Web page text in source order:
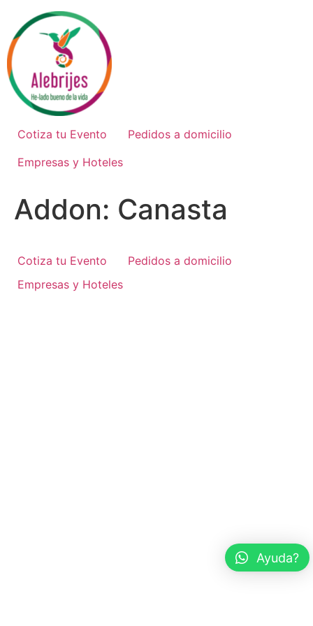
contenido
Cotiza tu Evento
Pedidos a domicilio
Empresas y Hoteles
Addon: Canasta
Cotiza tu Evento
Pedidos a domicilio
Empresas y Hoteles
Ayuda?